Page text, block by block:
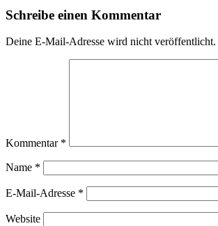
Schreibe einen Kommentar
Deine E-Mail-Adresse wird nicht veröffentlicht.
Kommentar *
Name *
E-Mail-Adresse *
Website